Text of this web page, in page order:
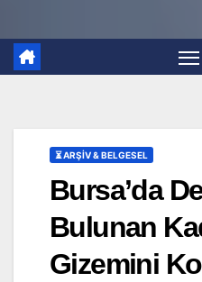
⏳ ARŞİV & BELGESEL
Bursa’da
Bulunan
Gizemini